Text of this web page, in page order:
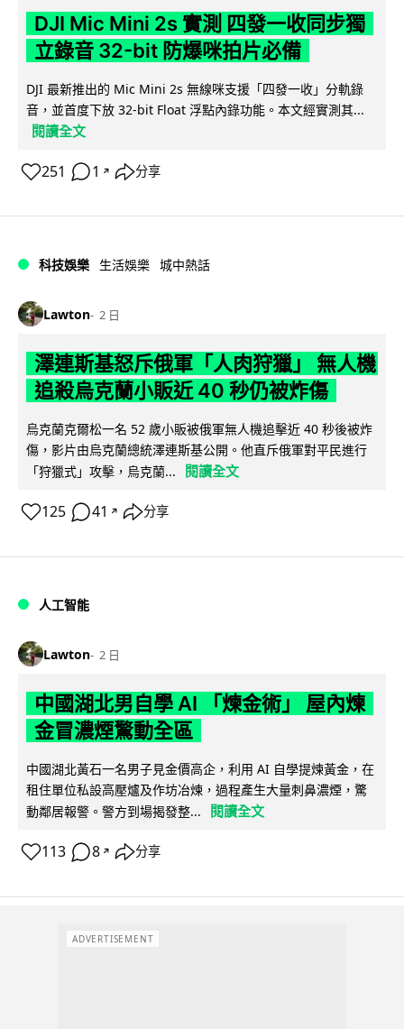
DJI Mic Mini 2s 實測 四發一收同步獨
立錄音 32-bit 防爆咪拍片必備
DJI 最新推出的 Mic Mini 2s 無線咪支援「四發一收」分軌錄
音，並首度下放 32-bit Float 浮點內錄功能。本文經實測其...
閱讀全文
251 1 ↗ 分享
科技娛樂 生活娛樂 城中熱話
Lawton 2 日
澤連斯基怒斥俄軍「人肉狩獵」 無人機
追殺烏克蘭小販近 40 秒仍被炸傷
烏克蘭克爾松一名 52 歲小販被俄軍無人機追擊近 40 秒後被炸
傷，影片由烏克蘭總統澤連斯基公開。他直斥俄軍對平民進行
「狩獵式」攻擊，烏克蘭...
閱讀全文
125 41 ↗ 分享
人工智能
Lawton 2 日
中國湖北男自學 AI 「煉金術」 屋內煉
金冒濃煙驚動全區
中國湖北黃石一名男子見金價高企，利用 AI 自學提煉黃金，在
租住單位私設高壓爐及作坊冶煉，過程產生大量刺鼻濃煙，驚
動鄰居報警。警方到場揭發整...
閱讀全文
113 8 ↗ 分享
ADVERTISEMENT